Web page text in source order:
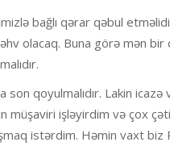
bağlı qərar qəbul
olacaq. Buna görə mən
son qoyulmalıdır. Lakin icazə
müşaviri işləyirdim və çox
istərdim. Həmin vaxt